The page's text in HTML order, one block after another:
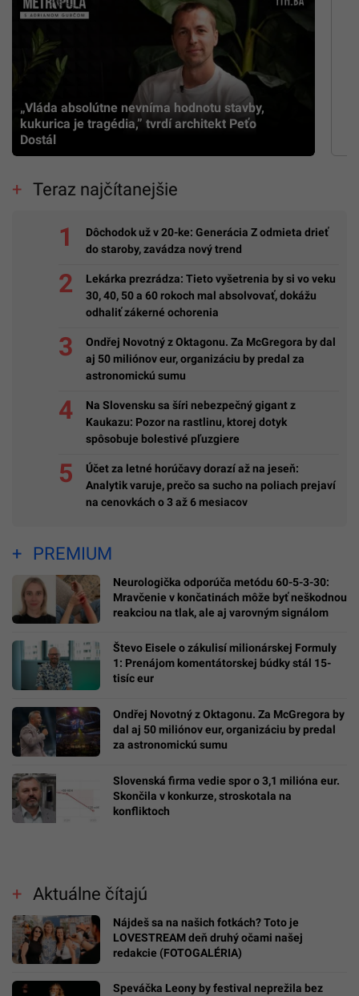
„Vláda absolútne nevníma hodnotu stavby,
kukurica je tragédia,” tvrdí architekt Peťo
Dostál
Teraz najčítanejšie
Dôchodok už v 20-ke: Generácia Z odmieta drieť
do staroby, zavádza nový trend
Lekárka prezrádza: Tieto vyšetrenia by si vo veku
30, 40, 50 a 60 rokoch mal absolvovať, dokážu
odhaliť zákerné ochorenia
Ondřej Novotný z Oktagonu. Za McGregora by dal
aj 50 miliónov eur, organizáciu by predal za
astronomickú sumu
Na Slovensku sa šíri nebezpečný gigant z
Kaukazu: Pozor na rastlinu, ktorej dotyk
spôsobuje bolestivé pľuzgiere
Účet za letné horúčavy dorazí až na jeseň:
Analytik varuje, prečo sa sucho na poliach prejaví
na cenovkách o 3 až 6 mesiacov
PREMIUM
Neurologička odporúča metódu 60-5-3-30:
Mravčenie v končatinách môže byť neškodnou
reakciou na tlak, ale aj varovným signálom
Števo Eisele o zákulisí milionárskej Formuly
1: Prenájom komentátorskej búdky stál 15-
tisíc eur
Ondřej Novotný z Oktagonu. Za McGregora by
dal aj 50 miliónov eur, organizáciu by predal
za astronomickú sumu
Slovenská firma vedie spor o 3,1 milióna eur.
Skončila v konkurze, stroskotala na
konfliktoch
Aktuálne čítajú
Nájdeš sa na našich fotkách? Toto je
LOVESTREAM deň druhý očami našej
redakcie (FOTOGALÉRIA)
Speváčka Leony by festival neprežila bez